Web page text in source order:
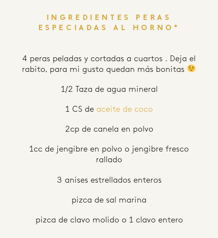
INGREDIENTES PERAS
ESPECIADAS AL HORNO*
4 peras peladas y cortadas a cuartos . Deja el
rabito, para mi gusto quedan más bonitas
1/2 Taza de agua mineral
1 CS de aceite de coco
2cp de canela en polvo
1cc de jengibre en polvo o jengibre fresco
rallado
3 anises estrellados enteros
pizca de sal marina
pizca de clavo molido o 1 clavo entero